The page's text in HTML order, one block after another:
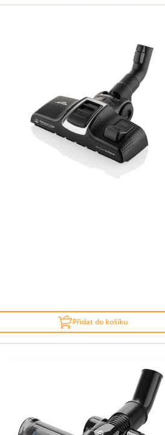
Přidat do košíku